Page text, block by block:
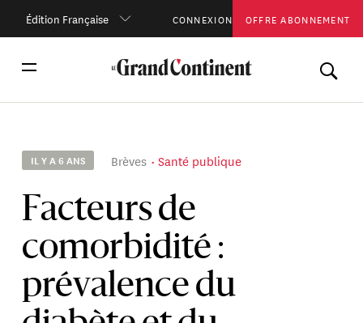
Édition Française CONNEXION OFFRE ABONNEMENT
IL Y A 6 ANS Brèves Santé publique
Facteurs de
comorbidité :
prévalence du